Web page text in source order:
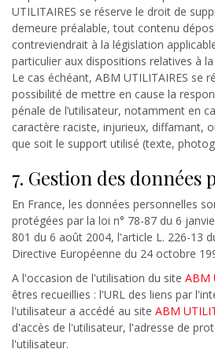
UTILITAIRES se réserve le droit de
demeure préalable, tout contenu
contreviendrait à la législation
particulier aux dispositions relatives à
Le cas échéant, ABM UTILITAIRES se
possibilité de mettre en cause la
pénale de l’utilisateur, notamment en
caractère raciste, injurieux, diffamant,
que soit le support utilisé (texte,
7. Gestion des données
En France, les données personnelles
protégées par la loi n° 78-87 du 6
801 du 6 août 2004, l'article L. 226-13
Directive Européenne du 24 octobre
A l'occasion de l'utilisation du site ABM
êtres recueillies : l'URL des liens par
l'utilisateur a accédé au site ABM
d'accès de l'utilisateur, l'adresse de
l'utilisateur.